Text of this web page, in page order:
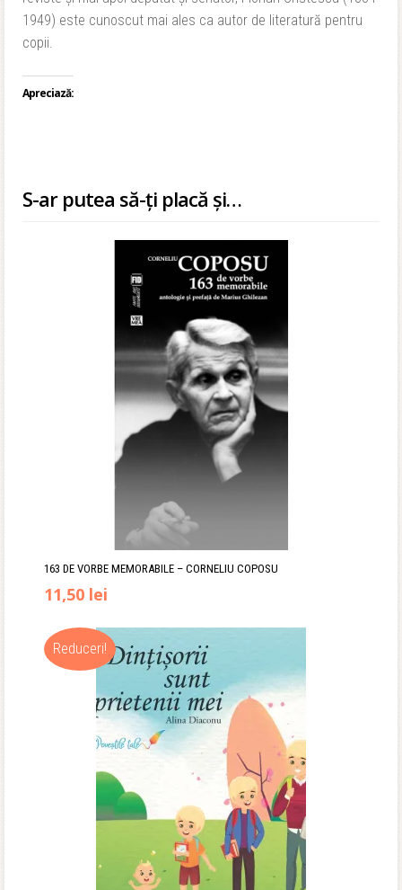
1949) este cunoscut mai ales ca autor de literatură pentru
copii.
Apreciază:
S-ar putea să-ți placă și…
163 DE VORBE MEMORABILE – CORNELIU COPOSU
11,50 lei
Reduceri!